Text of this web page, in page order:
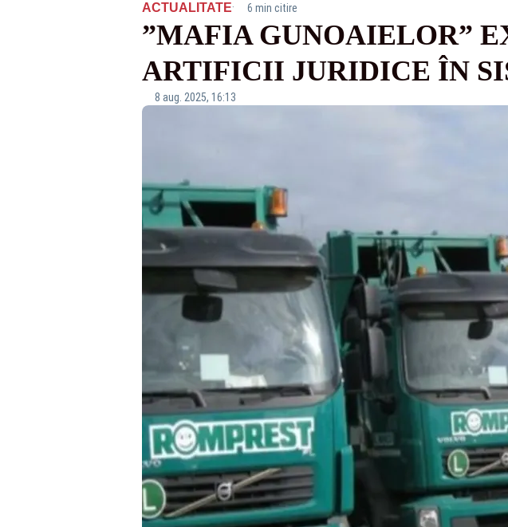
ACTUALITATE· 6 min citire
”MAFIA GUNOAIELOR”
ARTIFICII JURIDICE ÎN
8 aug. 2025, 16:13